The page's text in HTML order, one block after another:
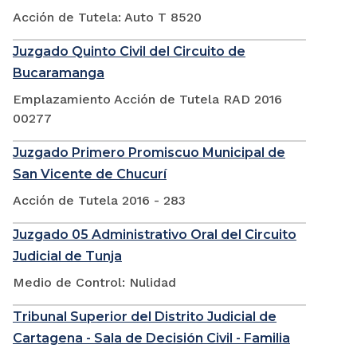
Acción de Tutela: Auto T 8520
Juzgado Quinto Civil del Circuito de
Bucaramanga
Emplazamiento Acción de Tutela RAD 2016
00277
Juzgado Primero Promiscuo Municipal de
San Vicente de Chucurí
Acción de Tutela 2016 - 283
Juzgado 05 Administrativo Oral del Circuito
Judicial de Tunja
Medio de Control: Nulidad
Tribunal Superior del Distrito Judicial de
Cartagena - Sala de Decisión Civil - Familia